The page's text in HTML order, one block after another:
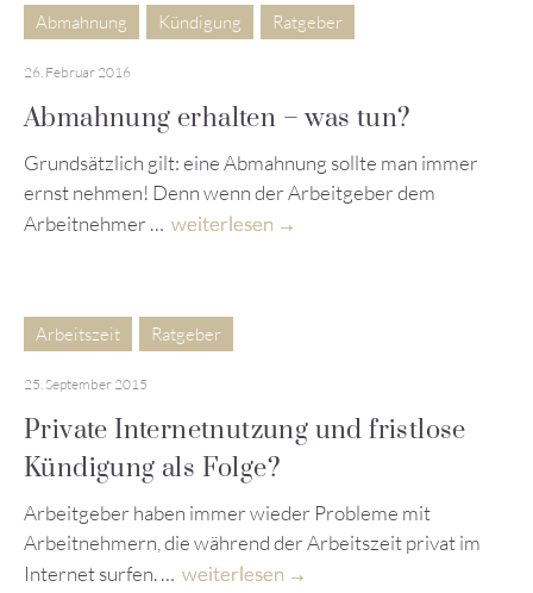
Abmahnung Kündigung Ratgeber
26. Februar 2016
Abmahnung erhalten – was tun?
Grundsätzlich gilt: eine Abmahnung sollte man immer
ernst nehmen! Denn wenn der Arbeitgeber dem
Arbeitnehmer … weiterlesen
Arbeitszeit Ratgeber
25. September 2015
Private Internetnutzung und fristlose
Kündigung als Folge?
Arbeitgeber haben immer wieder Probleme mit
Arbeitnehmern, die während der Arbeitszeit privat im
Internet surfen. … weiterlesen